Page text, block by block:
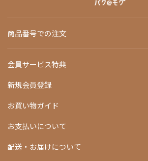
商品番号での注文
会員サービス特典
新規会員登録
お買い物ガイド
お支払いについて
配送・お届けについて